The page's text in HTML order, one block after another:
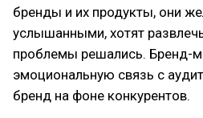
бренды и их продукты, они
услышанными, хотят
проблемы решались. Бренд-
эмоциональную связь с
бренд на фоне конкурентов.